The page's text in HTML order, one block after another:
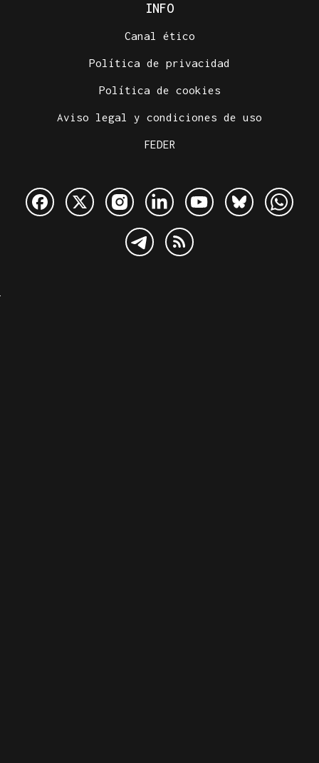
INFO
Canal ético
Política de privacidad
Política de cookies
Aviso legal y condiciones de uso
FEDER